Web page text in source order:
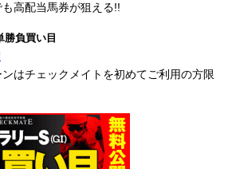
高配当馬券が狙える!!
勝負買い目
はチェックメイトを初めてご利用の方限